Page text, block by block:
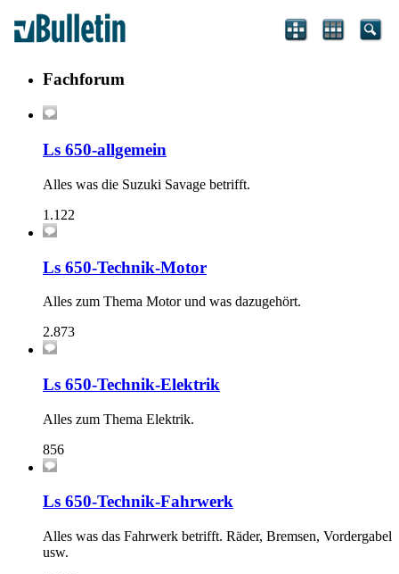
Fachforum
Ls 650-allgemein
Alles was die Suzuki Savage betrifft.
1.122
Ls 650-Technik-Motor
Alles zum Thema Motor und was dazugehört.
2.873
Ls 650-Technik-Elektrik
Alles zum Thema Elektrik.
856
Ls 650-Technik-Fahrwerk
Alles was das Fahrwerk betrifft. Räder, Bremsen, Vordergabel
usw.